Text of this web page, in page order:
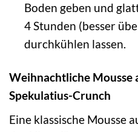
Boden geben und
4 Stunden (besser
durchkühlen lassen.
Weihnachtliche Mousse
Spekulatius-Crunch
Eine klassische Mousse